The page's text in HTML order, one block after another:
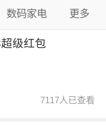
数码家电 更多
级红包
7117人已查看